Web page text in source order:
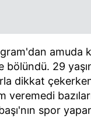
amuda
bölündü. 29
dikkat
veremedi
spor